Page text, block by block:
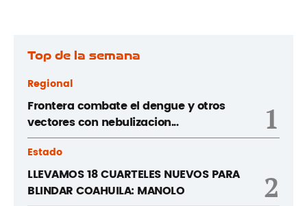
Top de la semana
Regional
Frontera combate el dengue y otros
vectores con nebulizacion...
1
Estado
LLEVAMOS 18 CUARTELES NUEVOS PARA
BLINDAR COAHUILA: MANOLO
2